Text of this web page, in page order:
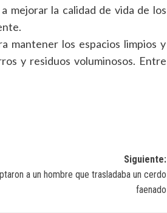
mejorar la calidad de vida de los
mantener los espacios limpios y
y residuos voluminosos. Entre
Siguiente:
a un hombre que trasladaba un cerdo
faenado